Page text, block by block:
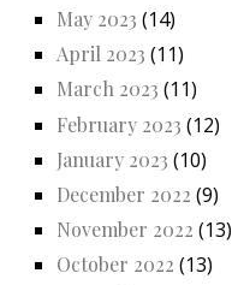
May 2023 (14)
April 2023 (11)
March 2023 (11)
February 2023 (12)
January 2023 (10)
December 2022 (9)
November 2022 (13)
October 2022 (13)